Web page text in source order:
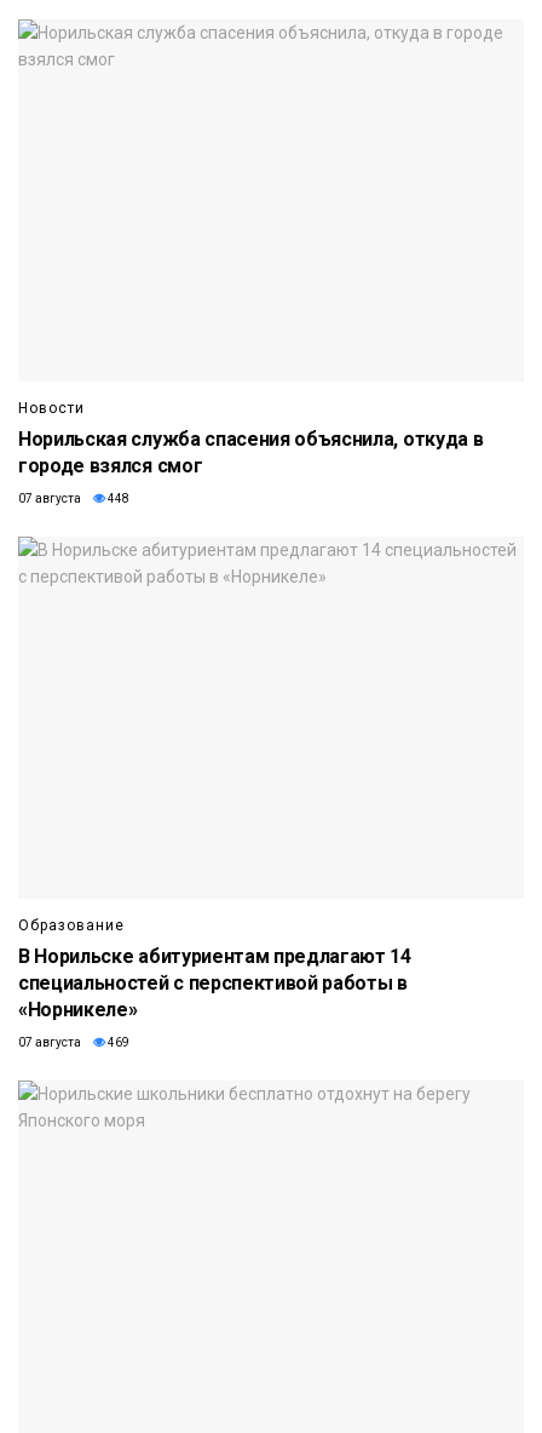
Новости
Норильская служба спасения объяснила, откуда в
городе взялся смог
07 августа 448
Образование
В Норильске абитуриентам предлагают 14
специальностей с перспективой работы в
«Норникеле»
07 августа 469